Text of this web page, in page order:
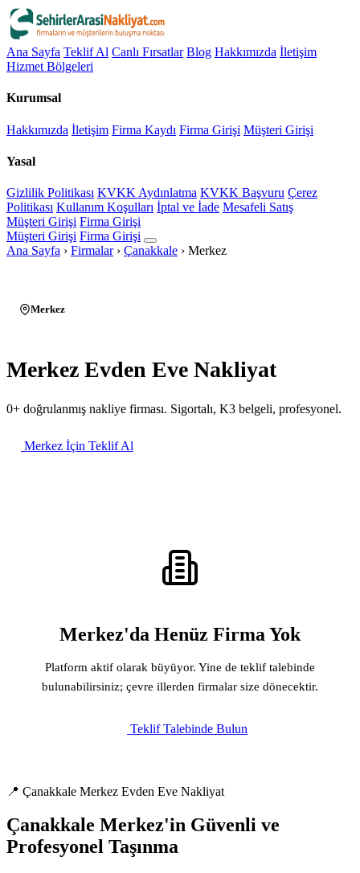
Ana Sayfa Teklif Al Canlı Fırsatlar Blog Hakkımızda İletişim
Hizmet Bölgeleri
Kurumsal
Hakkımızda İletişim Firma Kaydı Firma Girişi Müşteri Girişi
Yasal
Gizlilik Politikası KVKK Aydınlatma KVKK Başvuru Çerez
Politikası Kullanım Koşulları İptal ve İade Mesafeli Satış
Müşteri Girişi Firma Girişi
Müşteri Girişi Firma Girişi
Ana Sayfa › Firmalar › Çanakkale › Merkez
Merkez
Merkez Evden Eve Nakliyat
0+ doğrulanmış nakliye firması. Sigortalı, K3 belgeli, profesyonel.
Merkez İçin Teklif Al
Merkez'da Henüz Firma Yok
Platform aktif olarak büyüyor. Yine de teklif talebinde
bulunabilirsiniz; çevre illerden firmalar size dönecektir.
Teklif Talebinde Bulun
📍 Çanakkale Merkez Evden Eve Nakliyat
Çanakkale Merkez'in Güvenli ve
Profesyonel Taşınma